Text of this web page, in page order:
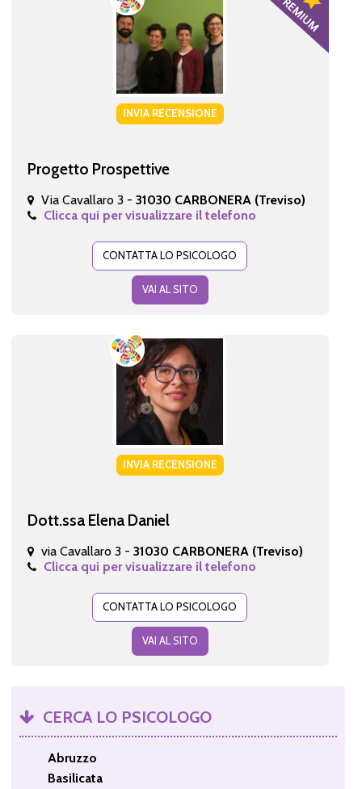
INVIA RECENSIONE
Progetto Prospettive
Via Cavallaro 3 - 31030 CARBONERA (Treviso)
Clicca qui per visualizzare il telefono
CONTATTA LO PSICOLOGO
VAI AL SITO
INVIA RECENSIONE
Dott.ssa Elena Daniel
via Cavallaro 3 - 31030 CARBONERA (Treviso)
Clicca qui per visualizzare il telefono
CONTATTA LO PSICOLOGO
VAI AL SITO
CERCA LO PSICOLOGO
Abruzzo
Basilicata